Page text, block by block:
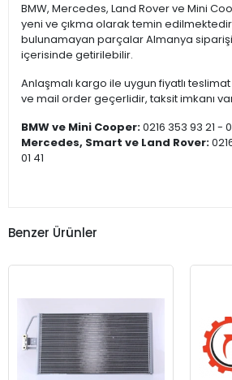
BMW, Mercedes, Land Rover ve Mini
yeni ve çıkma olarak temin
bulunamayan parçalar Almanya siparişi
içerisinde getirilebilir.
Anlaşmalı kargo ile uygun fiyatlı teslimat
ve mail order geçerlidir, taksit imkanı
BMW ve Mini Cooper:0216 353 93 21 -
Mercedes, Smart ve Land Rover:
01 41
Benzer Ürünler